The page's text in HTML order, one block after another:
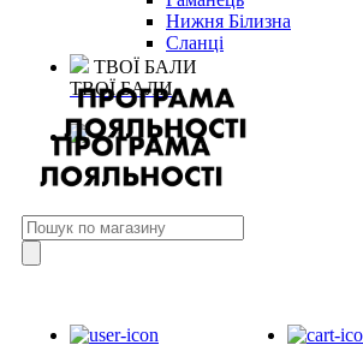
Нижня Білизна
Сланці
ТВОЇ БАЛИ
ТВОЇ БАЛИ